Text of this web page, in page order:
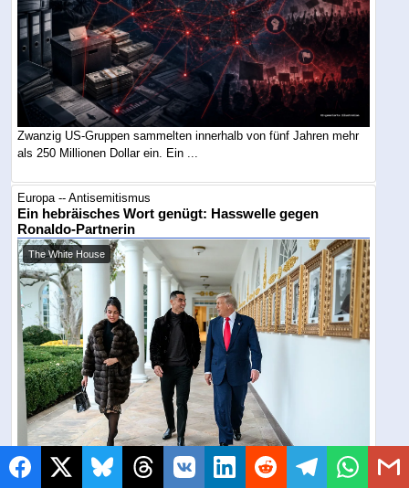
Zwanzig US-Gruppen sammelten innerhalb von fünf Jahren mehr
als 250 Millionen Dollar ein. Ein ...
Europa -- Antisemitismus
Ein hebräisches Wort genügt: Hasswelle gegen
Ronaldo-Partnerin
The White House
Georgina Rodríguez schrieb zu einem Urlaubsvideo lediglich